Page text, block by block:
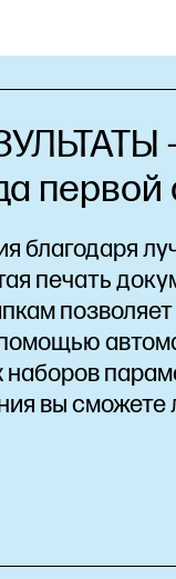
первой
благодаря
печать
наборов
вы сможете